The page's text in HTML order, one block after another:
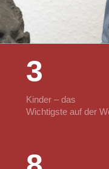
3
Kinder – das
Wichtigste auf der